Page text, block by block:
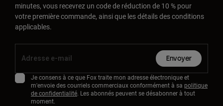
minutes, vous recevrez un code de réduction de 10 % pour
votre première commande, ainsi que les détails des conditions
applicables.
Envoyer
Je consens à ce que Fox traite mon adresse électronique et
m'envoie des courriels commerciaux conformément à sa politique
de confidentialité. Les abonnés peuvent se désabonner à tout
moment.